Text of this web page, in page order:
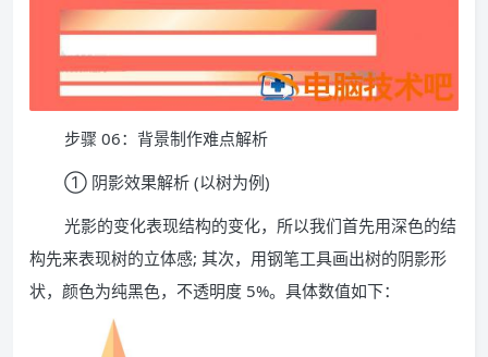
步骤 06：背景制作难点解析
① 阴影效果解析 (以树为例)
光影的变化表现结构的变化，所以我们首先用深色的结
构先来表现树的立体感; 其次，用钢笔工具画出树的阴影形
状，颜色为纯黑色，不透明度 5%。具体数值如下：